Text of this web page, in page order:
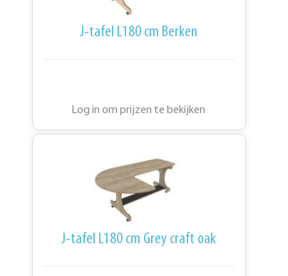
J-tafel L180 cm Berken
Log in om prijzen te bekijken
J-tafel L180 cm Grey craft oak